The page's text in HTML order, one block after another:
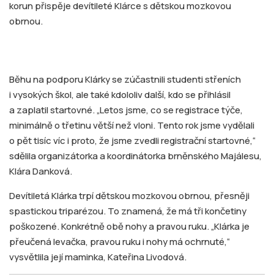
korun přispěje devítileté Klárce s dětskou mozkovou
obrnou.
Běhu na podporu Klárky se zúčastnili studenti střeních
i vysokých škol, ale také kdololiv další, kdo se přihlásil
a zaplatil startovné. „Letos jsme, co se registrace týče,
minimálně o třetinu větší než vloni. Tento rok jsme vydělali
o pět tisíc víc i proto, že jsme zvedli registrační startovné,“
sdělila organizátorka a koordinátorka brněnského Majálesu,
Klára Danková.
Devítiletá Klárka trpí dětskou mozkovou obrnou, přesněji
spastickou triparézou. To znamená, že má tři končetiny
poškozené. Konkrétně obě nohy a pravou ruku. „Klárka je
přeučená levačka, pravou ruku i nohy má ochrnuté,“
vysvětlila její maminka, Kateřina Livodová.